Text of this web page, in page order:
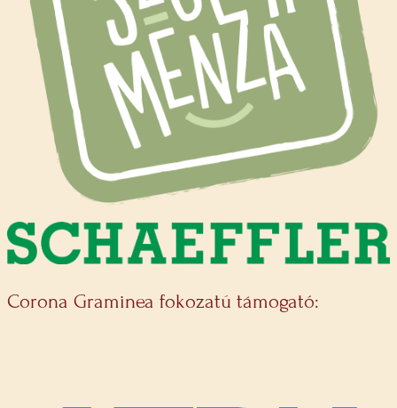
Corona Graminea fokozatú támogató: